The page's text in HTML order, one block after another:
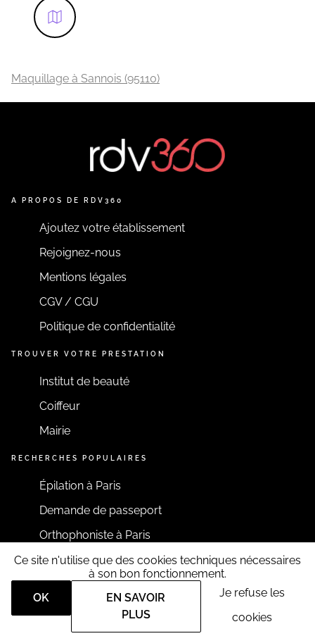
Maquillage à Sannois (95110)
A PROPOS DE RDV360
Ajoutez votre établissement
Rejoignez-nous
Mentions légales
CGV / CGU
Politique de confidentialité
TROUVER VOTRE PRESTATION
Institut de beauté
Coiffeur
Mairie
RECHERCHES POPULAIRES
Épilation à Paris
Demande de passeport
Orthophoniste à Paris
RESTONS CONNECTÉS
Ce site n'utilise que des cookies techniques nécessaires
à son bon fonctionnement.
OK
EN SAVOIR
PLUS
Je refuse les
cookies